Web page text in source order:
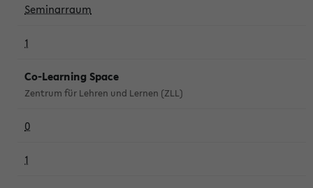
Seminarraum
1
Co-Learning Space
Zentrum für Lehren und Lernen (ZLL)
0
1